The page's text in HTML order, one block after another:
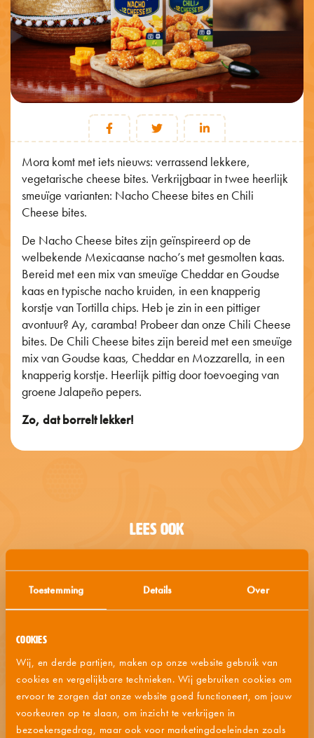
Toestemming Details Over
Cookies
Wij, en derde partijen, maken op onze website gebruik van
cookies en vergelijkbare technieken. Wij gebruiken cookies om
ervoor te zorgen dat onze website goed functioneert, om jouw
voorkeuren op te slaan, om inzicht te verkrijgen in
bezoekersgedrag, maar ook voor marketingdoeleinden zoals
Mora komt met iets nieuws: verrassend lekkere,
vegetarische cheese bites. Verkrijgbaar in twee heerlijk
smeuïge varianten: Nacho Cheese bites en Chili
Cheese bites.
De Nacho Cheese bites zijn geïnspireerd op de
welbekende Mexicaanse nacho’s met gesmolten kaas.
Bereid met een mix van smeuïge Cheddar en Goudse
kaas en typische nacho kruiden, in een knapperig
korstje van Tortilla chips. Heb je zin in een pittiger
avontuur? Ay, caramba! Probeer dan onze Chili Cheese
bites. De Chili Cheese bites zijn bereid met een smeuïge
mix van Goudse kaas, Cheddar en Mozzarella, in een
knapperig korstje. Heerlijk pittig door toevoeging van
groene Jalapeño pepers.
Zo, dat borrelt lekker!
LEES OOK